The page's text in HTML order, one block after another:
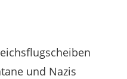
und Nazis